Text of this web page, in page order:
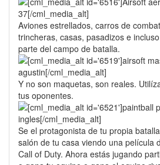
Aviones estrellados, carros de
trincheras, casas, pasadizos e
parte del campo de batalla.
Y no son maquetas, son reales.
tus oponentes.
Se el protagonista de tu propia
salón de tu casa viendo una película
Call of Duty. Ahora estás jugando